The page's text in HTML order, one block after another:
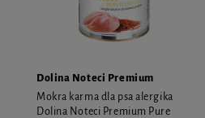
Dolina Noteci Premium
Mokra karma dla psa alergika
Dolina Noteci Premium Pure